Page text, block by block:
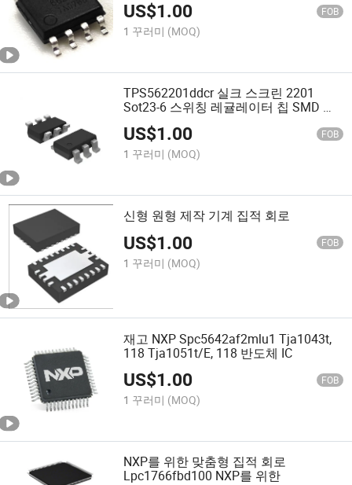
US$1.00 FOB
1 꾸러미 (MOQ)
TPS562201ddcr 실크 스크린 2201
Sot23-6 스위칭 레귤레이터 칩 SMD 원
래 통합 IC
US$1.00 FOB
1 꾸러미 (MOQ)
신형 원형 제작 기계 집적 회로
US$1.00 FOB
1 꾸러미 (MOQ)
재고 NXP Spc5642af2mlu1 Tja1043t,
118 Tja1051t/E, 118 반도체 IC
US$1.00 FOB
1 꾸러미 (MOQ)
NXP를 위한 맞춤형 집적 회로
Lpc1766fbd100 NXP를 위한